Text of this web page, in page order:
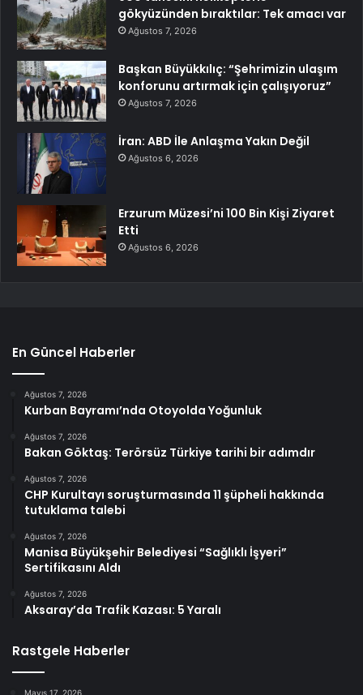
gökyüzünden bıraktılar: Tek amacı var
Ağustos 7, 2026
Başkan Büyükkılıç: “Şehrimizin ulaşım
konforunu artırmak için çalışıyoruz”
Ağustos 7, 2026
İran: ABD İle Anlaşma Yakın Değil
Ağustos 6, 2026
Erzurum Müzesi’ni 100 Bin Kişi Ziyaret
Etti
Ağustos 6, 2026
En Güncel Haberler
Ağustos 7, 2026
Kurban Bayramı’nda Otoyolda Yoğunluk
Ağustos 7, 2026
Bakan Göktaş: Terörsüz Türkiye tarihi bir adımdır
Ağustos 7, 2026
CHP Kurultayı soruşturmasında 11 şüpheli hakkında
tutuklama talebi
Ağustos 7, 2026
Manisa Büyükşehir Belediyesi “Sağlıklı İşyeri”
Sertifikasını Aldı
Ağustos 7, 2026
Aksaray’da Trafik Kazası: 5 Yaralı
Rastgele Haberler
Mayıs 17, 2026